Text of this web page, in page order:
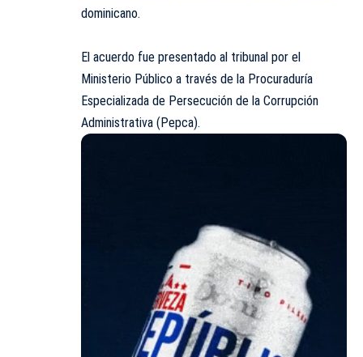
dominicano.
El acuerdo fue presentado al tribunal por el
Ministerio Público a través de la Procuraduría
Especializada de Persecución de la Corrupción
Administrativa (Pepca).